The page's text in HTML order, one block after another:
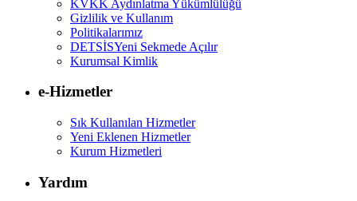
KVKK Aydınlatma Yükümlülüğü
Gizlilik ve Kullanım
Politikalarımız
DETSİSYeni Sekmede Açılır
Kurumsal Kimlik
e-Hizmetler
Sık Kullanılan Hizmetler
Yeni Eklenen Hizmetler
Kurum Hizmetleri
Yardım